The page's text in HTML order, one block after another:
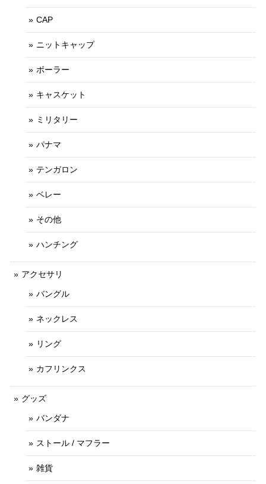
CAP
ニットキャップ
ボーラー
キャスケット
ミリタリー
パナマ
テンガロン
ベレー
その他
ハンチング
アクセサリ
バングル
ネックレス
リング
カフリンクス
グッズ
バンダナ
ストール / マフラー
雑貨